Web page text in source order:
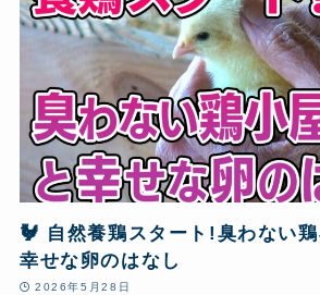
🐓 自然養鶏スタート!臭わない鶏
幸せな卵のはなし
2026年5月28日